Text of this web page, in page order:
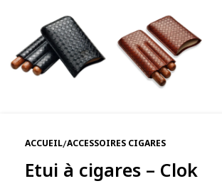
ACCUEIL/ACCESSOIRES CIGARES
Etui à cigares – Clok